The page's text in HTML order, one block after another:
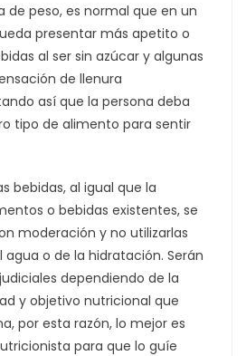
de peso, es normal que en un
presentar más apetito o
al ser sin azúcar y algunas
de llenura
así que la persona deba
tipo de alimento para sentir
bebidas, al igual que la
o bebidas existentes, se
moderación y no utilizarlas
o de la hidratación. Serán
dependiendo de la
y objetivo nutricional que
por esta razón, lo mejor es
para que lo guíe